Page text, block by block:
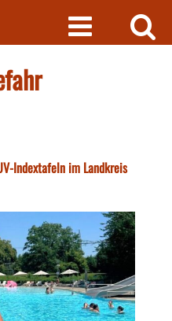
Indextafeln im Landkreis